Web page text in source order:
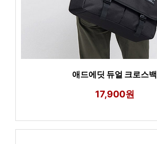
애드에딧 듀얼 크로스백
17,900원